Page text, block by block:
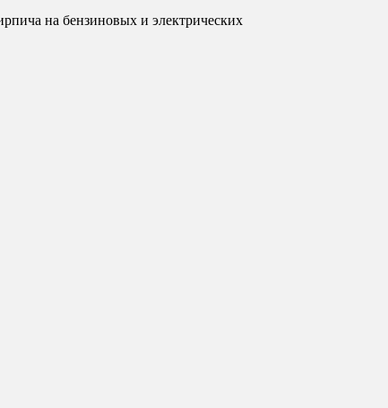
на бензиновых и электрических